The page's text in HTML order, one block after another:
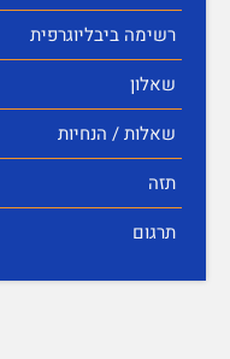
רשימה ביבליוגרפית
שאלון
שאלות / הנחיות
תזה
תרגום